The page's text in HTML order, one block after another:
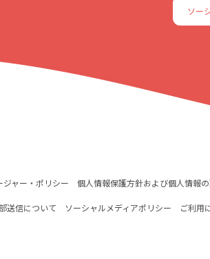
ソー
ジャー・ポリシー 個人情報保護方針および個人情報
送信について ソーシャルメディアポリシー ご利用